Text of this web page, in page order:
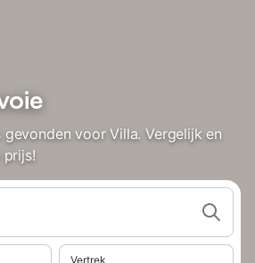
gevonden voor Villa. Vergelijk en
Vertrek